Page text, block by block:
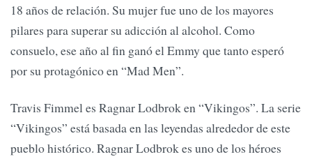
18 años de relación. Su mujer fue uno de los mayores
pilares para superar su adicción al alcohol. Como
consuelo, ese año al fin ganó el Emmy que tanto esperó
por su protagónico en “Mad Men”.
Travis Fimmel es Ragnar Lodbrok en “Vikingos”. La serie
“Vikingos” está basada en las leyendas alrededor de este
pueblo histórico. Ragnar Lodbrok es uno de los héroes